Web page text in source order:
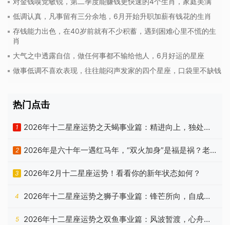
低调认真，凡事留有三分余地，6月开始升职加薪有钱花的生肖
存钱能力出色，在40岁前就有不少积蓄，遇到困难心里不慌的生
肖
大气之中透露自信，做任何事都不输给他人，6月好运的星座
做事低调不喜欢表现，往往能闷声发家的四个星座，口袋里不缺钱
热门点击
1
2026年十二星座运势之天蝎事业篇：精进向上，独处自
2
2026年是六十年一遇红马年，“双火加身”是福是祸？老
祖宗忠告有答案
3 2026年2月十二星座运势！看看你的新年状态如何？
4
2026年十二星座运势之狮子事业篇：锋芒所向，自成山
5
2026年十二星座运势之双鱼事业篇：风波暂渡，心舟自